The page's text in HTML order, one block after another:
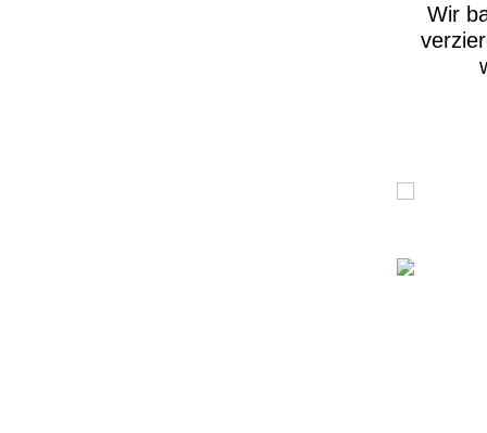
Wir